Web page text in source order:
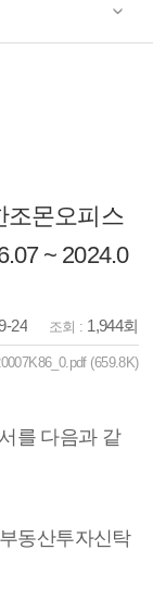
조몬오피스
~ 2024.0
24 조회 : 1,944회
(659.8K)
를 다음과 같
동산투자신탁